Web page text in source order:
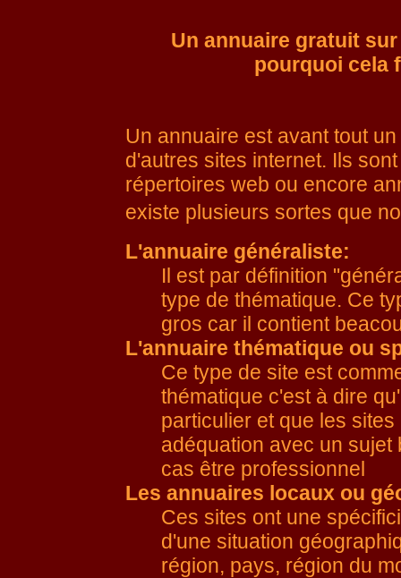
Un annuaire gratuit
pourquoi cela
Un annuaire est avant tout
d'autres sites internet. Ils
répertoires web ou encore
existe plusieurs sortes que
L'annuaire généraliste:
Il est par définition
type de thématique. Ce
gros car il contient
L'annuaire thématique ou
Ce type de site est
thématique c'est à dire
particulier et que les
adéquation avec un
cas être professionnel
Les annuaires locaux ou
Ces sites ont une
d'une situation
région, pays, région du